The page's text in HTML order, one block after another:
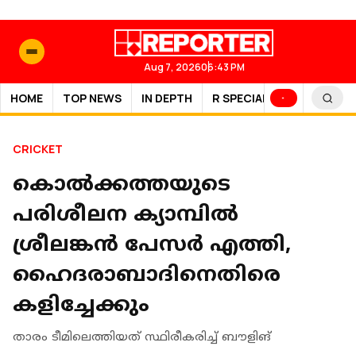
Aug 7, 202606:43 PM
HOME TOP NEWS IN DEPTH R SPECIAL SPORTS
CRICKET
കൊല്‍ക്കത്തയുടെ
പരിശീലന ക്യാമ്പില്‍
ശ്രീലങ്കന്‍ പേസര്‍ എത്തി,
ഹൈദരാബാദിനെതിരെ
കളിച്ചേക്കും
താരം ടീമിലെത്തിയത് സ്ഥിരീകരിച്ച് ബൗളിങ്